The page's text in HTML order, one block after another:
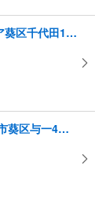
【大和ハウス】セキュレア葵区千代田1丁目II （分譲住宅）
いろどりアイタウン 静岡市葵区与一4丁目